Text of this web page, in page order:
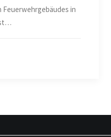
Feuerwehrgebäudes in